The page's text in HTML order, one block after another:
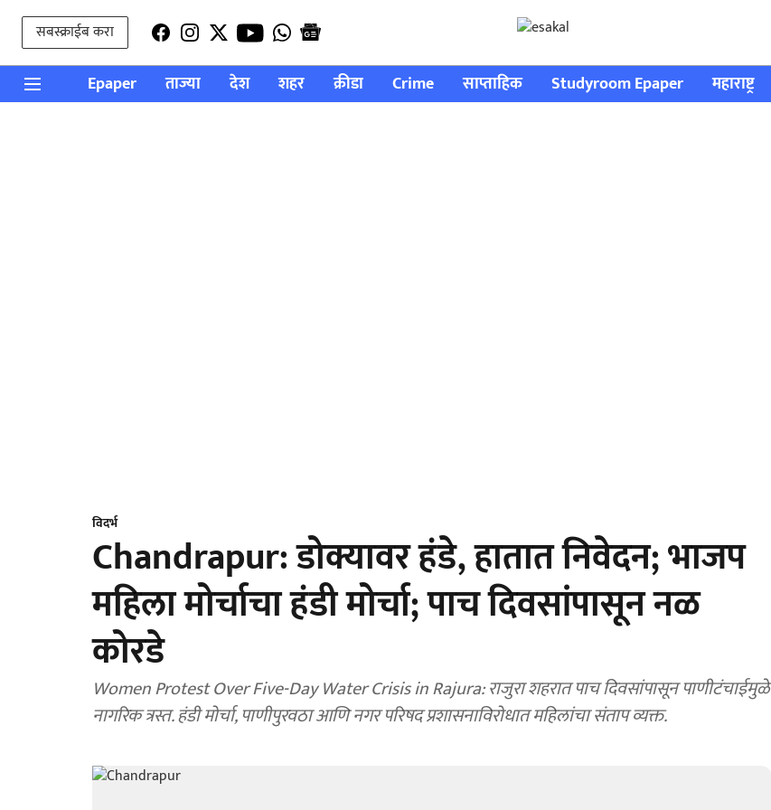
सबस्क्राईब करा
Epaper ताज्या देश शहर क्रीडा Crime साप्ताहिक Studyroom Epaper महाराष्ट्र
विदर्भ
Chandrapur: डोक्यावर हंडे, हातात निवेदन; भाजप
महिला मोर्चाचा हंडी मोर्चा; पाच दिवसांपासून नळ
कोरडे
Women Protest Over Five-Day Water Crisis in Rajura: राजुरा शहरात पाच दिवसांपासून पाणीटंचाईमुळे
नागरिक त्रस्त. हंडी मोर्चा, पाणीपुरवठा आणि नगर परिषद प्रशासनाविरोधात महिलांचा संताप व्यक्त.